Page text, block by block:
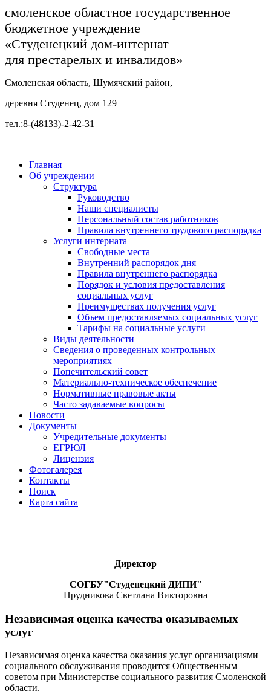
смоленское областное государственное
бюджетное учреждение
«Студенецкий дом-интернат
для престарелых и инвалидов»
Смоленская область, Шумячский район,
деревня Студенец, дом 129
тел.:8-(48133)-2-42-31
Главная
Об учреждении
Структура
Руководство
Наши специалисты
Персональный состав работников
Правила внутреннего трудового распорядка
Услуги интерната
Свободные места
Внутренний распорядок дня
Правила внутреннего распорядка
Порядок и условия предоставления
социальных услуг
Преимуществах получения услуг
Объем предоставляемых социальных услуг
Тарифы на социальные услуги
Виды деятельности
Сведения о проведенных контрольных
мероприятиях
Попечительский совет
Материально-техническое обеспечение
Нормативные правовые акты
Часто задаваемые вопросы
Новости
Документы
Учредительные документы
ЕГРЮЛ
Лицензия
Фотогалерея
Контакты
Поиск
Карта сайта
Директор
СОГБУ"Студенецкий ДИПИ"
Прудникова Светлана Викторовна
Независимая оценка качества оказываемых
услуг
Независимая оценка качества оказания услуг организациями
социального обслуживания проводится Общественным
советом при Министерстве социального развития Смоленской
области.